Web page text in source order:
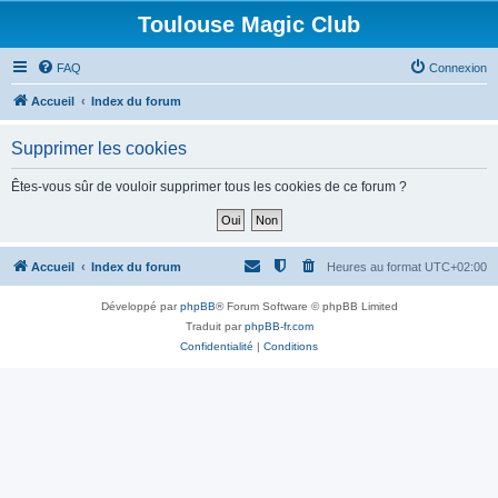
Toulouse Magic Club
FAQ Connexion
Accueil Index du forum
Supprimer les cookies
Êtes-vous sûr de vouloir supprimer tous les cookies de ce forum ?
Accueil Index du forum Heures au format UTC+02:00
Développé parphpBB® Forum Software © phpBB Limited
Traduit parphpBB-fr.com
Confidentialité | Conditions